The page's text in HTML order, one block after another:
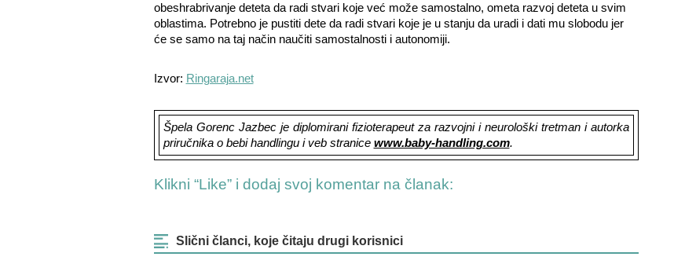
obeshrabrivanje deteta da radi stvari koje već može samostalno, ometa razvoj deteta u svim
oblastima. Potrebno je pustiti dete da radi stvari koje je u stanju da uradi i dati mu slobodu jer
će se samo na taj način naučiti samostalnosti i autonomiji.
Izvor: Ringaraja.net
Špela Gorenc Jazbec je diplomirani fizioterapeut za razvojni i neurološki tretman i autorka
priručnika o bebi handlingu i veb stranice www.baby-handling.com.
Klikni “Like” i dodaj svoj komentar na članak:
Slični članci, koje čitaju drugi korisnici